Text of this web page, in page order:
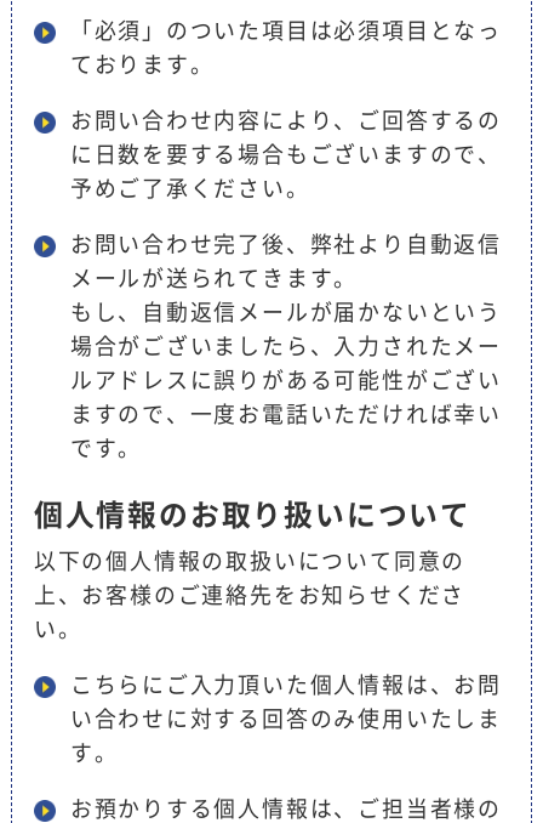
「必須」のついた項目は必須項目となっ
ております。
お問い合わせ内容により、ご回答するの
に日数を要する場合もございますので、
予めご了承ください。
お問い合わせ完了後、弊社より自動返信
メールが送られてきます。
もし、自動返信メールが届かないという
場合がございましたら、入力されたメー
ルアドレスに誤りがある可能性がござい
ますので、一度お電話いただければ幸い
です。
個人情報のお取り扱いについて
以下の個人情報の取扱いについて同意の
上、お客様のご連絡先をお知らせくださ
い。
こちらにご入力頂いた個人情報は、お問
い合わせに対する回答のみ使用いたしま
す。
お預かりする個人情報は、ご担当者様の